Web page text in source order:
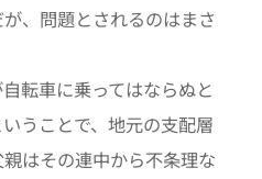
、問題とされるのはまさ
転車に乗ってはならぬと
うことで、地元の支配層
はその連中から不条理な